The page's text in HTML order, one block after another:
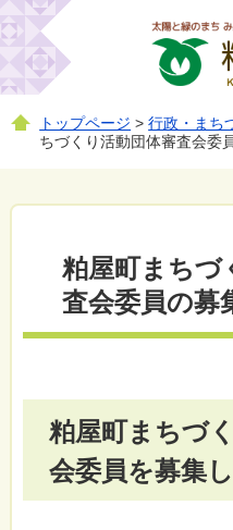
トップページ >行政・まち
ちづくり活動団体審査会委
粕屋町まちづ
査会委員の募
粕屋町まちづ
会委員を募集